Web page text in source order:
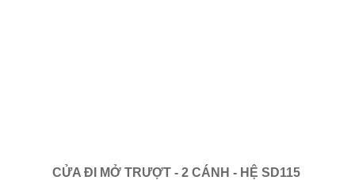
CỬA ĐI MỞ TRƯỢT - 2 CÁNH - HỆ SD115